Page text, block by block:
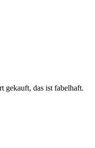
gekauft, das ist fabelhaft.